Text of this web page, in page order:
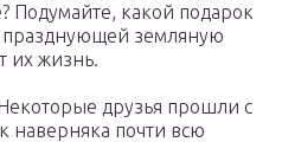
Подумайте, какой подарок
празднующей земляную
их жизнь.
друзья прошли с
наверняка почти всю